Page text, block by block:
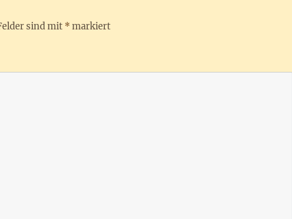
sind mit * markiert